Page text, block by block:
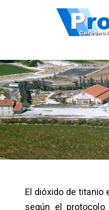
El dióxido de titanio
según el protocolo